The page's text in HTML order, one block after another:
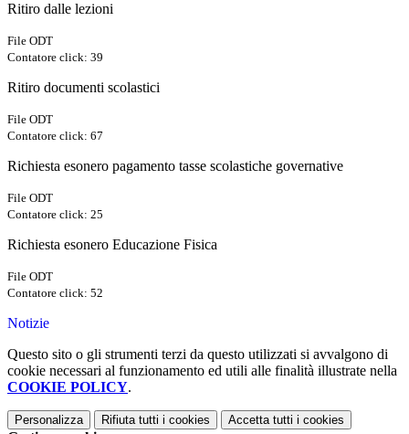
Ritiro dalle lezioni
File ODT
Contatore click: 39
Ritiro documenti scolastici
File ODT
Contatore click: 67
Richiesta esonero pagamento tasse scolastiche governative
File ODT
Contatore click: 25
Richiesta esonero Educazione Fisica
File ODT
Contatore click: 52
Notizie
Questo sito o gli strumenti terzi da questo utilizzati si avvalgono di
cookie necessari al funzionamento ed utili alle finalità illustrate nella
COOKIE POLICY.
Personalizza Rifiuta tutti i cookies Accetta tutti i cookies